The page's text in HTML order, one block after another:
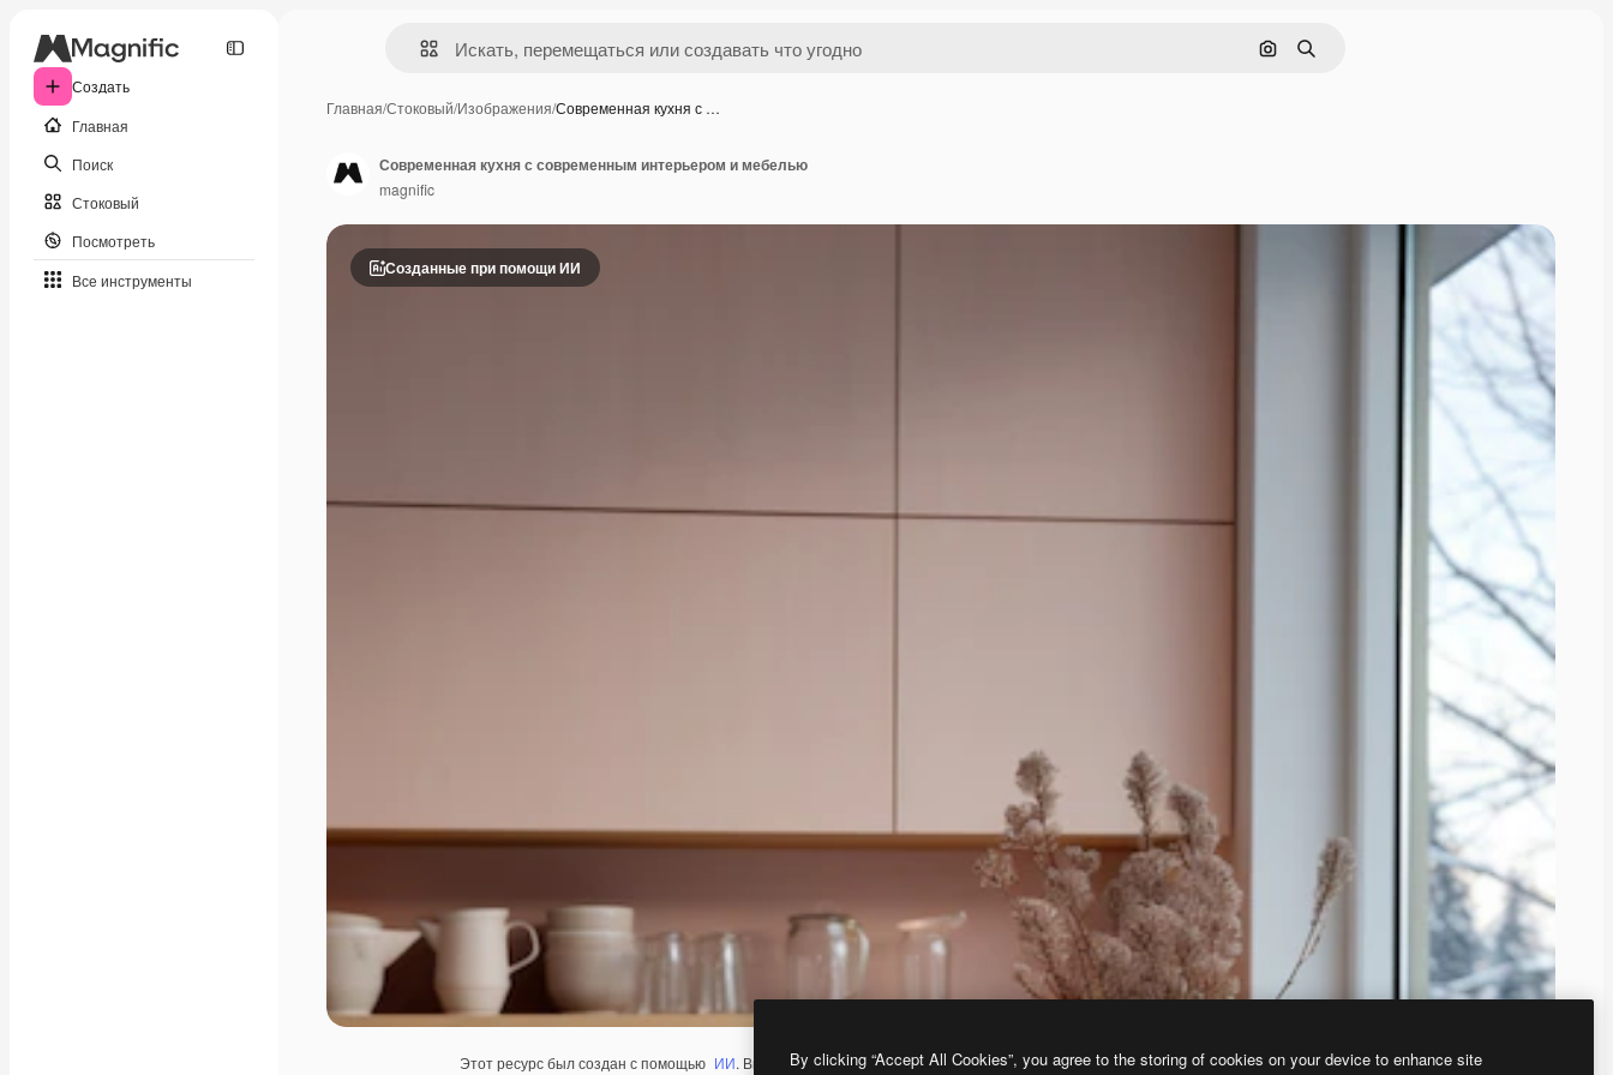
Создать
Главная
Поиск
Стоковый
Посмотреть
Все инструменты
Поиск по изображению
Поиск
Главная/Стоковый/Изображения/Современная кухня с …
Созданные при помощи ИИ
Этот ресурс был создан с помощью ИИ. Вы можете создать свой собственный с помощью нашего генератора изображений на основе ИИ.
Современная кухня с современным интерьером и мебелью
magnific
By clicking “Accept All Cookies”, you agree to the storing of cookies on your device to enhance site